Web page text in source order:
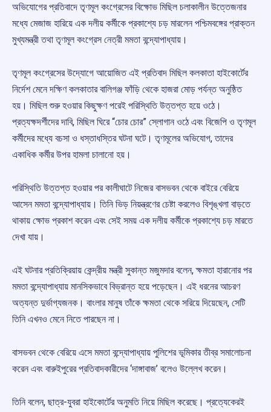
অভিযোগের প্রতিবাদে তৃণমূল কংগ্রেসের বিক্ষোভ মিছিল চলাকালীন উত্তেজনার
মধ্যে মেজাজ হারিয়ে এক দলীয় কর্মীকে প্রকাশ্যে চড় মারলেন পশ্চিমবঙ্গের প্রাক্তন
মুখ্যমন্ত্রী তথা তৃণমূল কংগ্রেস নেত্রী মমতা বন্দ্যোপাধ্যায়।
তৃণমূল কংগ্রেসের উদ্যোগে আয়োজিত এই প্রতিবাদ মিছিল কলকাতা হাইকোর্টের
নির্দেশ মেনে দক্ষিণ কলকাতার বালিগঞ্জ ফাঁড়ি থেকে হাজরা মোড় পর্যন্ত অনুষ্ঠিত
হয়। মিছিল শুরু হওয়ার কিছুক্ষণ পরেই পরিস্থিতি উত্তপ্ত হয়ে ওঠে।
প্রত্যক্ষদর্শীদের দাবি, মিছিল ঘিরে “চোর চোর” স্লোগান ওঠে এবং বিজেপি ও তৃণমূল
কর্মীদের মধ্যে বচসা ও ধস্তাধস্তির ঘটনা ঘটে। তৃণমূলের অভিযোগ, তাদের
একাধিক কর্মীর উপর হামলা চালানো হয়।
পরিস্থিতি উত্তপ্ত হওয়ার পর কালীঘাটে নিজের বাসভবন থেকে বাইরে বেরিয়ে
আসেন মমতা বন্দ্যোপাধ্যায়। তিনি ভিড় নিয়ন্ত্রণের চেষ্টা করলেও বিশৃঙ্খলা বাড়তে
থাকায় ক্ষোভ প্রকাশ করেন এবং সেই সময় এক দলীয় কর্মীকে প্রকাশ্যে চড় মারতে
দেখা যায়।
এই ঘটনার প্রতিক্রিয়ায় কেন্দ্রীয় মন্ত্রী সুকান্ত মজুমদার বলেন, ক্ষমতা হারানোর পর
মমতা বন্দ্যোপাধ্যায় মানসিকভাবে বিভ্রান্ত হয়ে পড়েছেন। এই ধরনের আচরণ
অত্যন্ত দুর্ভাগ্যজনক। বাংলার মানুষ তাঁকে ক্ষমতা থেকে সরিয়ে দিয়েছেন, সেটি
তিনি এখনও মেনে নিতে পারছেন না।
বাসভবন থেকে বেরিয়ে এসে মমতা বন্দ্যোপাধ্যায় পুলিশের ভূমিকার তীব্র সমালোচনা
করেন এবং বারুইপুরের প্রতিবাদকারীদের ‘দাঙ্গাবাজ’ বলেও উল্লেখ করেন।
তিনি বলেন, ছাত্র-যুবরা হাইকোর্টের অনুমতি নিয়ে মিছিল করেছে। প্রত্যেকেরই